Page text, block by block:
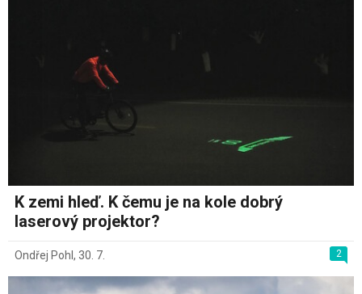
K zemi hleď. K čemu je na kole dobrý
laserový projektor?
2
Ondřej Pohl , 30. 7.